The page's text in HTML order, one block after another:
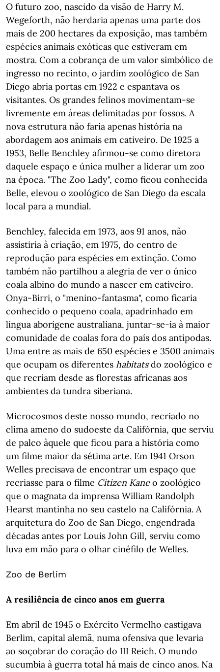
O futuro zoo, nascido da visão de Harry M.
Wegeforth, não herdaria apenas uma parte dos
mais de 200 hectares da exposição, mas também
espécies animais exóticas que estiveram em
mostra. Com a cobrança de um valor simbólico de
ingresso no recinto, o jardim zoológico de San
Diego abria portas em 1922 e espantava os
visitantes. Os grandes felinos movimentam-se
livremente em áreas delimitadas por fossos. A
nova estrutura não faria apenas história na
abordagem aos animais em cativeiro. De 1925 a
1953, Belle Benchley afirmou-se como diretora
daquele espaço e única mulher a liderar um zoo
na época. "The Zoo Lady", como ficou conhecida
Belle, elevou o zoológico de San Diego da escala
local para a mundial.
Benchley, falecida em 1973, aos 91 anos, não
assistiria à criação, em 1975, do centro de
reprodução para espécies em extinção. Como
também não partilhou a alegria de ver o único
coala albino do mundo a nascer em cativeiro.
Onya-Birri, o "menino-fantasma", como ficaria
conhecido o pequeno coala, apadrinhado em
língua aborígene australiana, juntar-se-ia à maior
comunidade de coalas fora do país dos antípodas.
Uma entre as mais de 650 espécies e 3500 animais
que ocupam os diferentes habitatsdo zoológico e
que recriam desde as florestas africanas aos
ambientes da tundra siberiana.
Microcosmos deste nosso mundo, recriado no
clima ameno do sudoeste da Califórnia, que serviu
de palco àquele que ficou para a história como
um filme maior da sétima arte. Em 1941 Orson
Welles precisava de encontrar um espaço que
recriasse para o filme Citizen Kaneo zoológico
que o magnata da imprensa William Randolph
Hearst mantinha no seu castelo na Califórnia. A
arquitetura do Zoo de San Diego, engendrada
décadas antes por Louis John Gill, serviu como
luva em mão para o olhar cinéfilo de Welles.
Zoo de Berlim
A resiliência de cinco anos em guerra
Em abril de 1945 o Exército Vermelho castigava
Berlim, capital alemã, numa ofensiva que levaria
ao soçobrar do coração do III Reich. O mundo
sucumbia à guerra total há mais de cinco anos. Na